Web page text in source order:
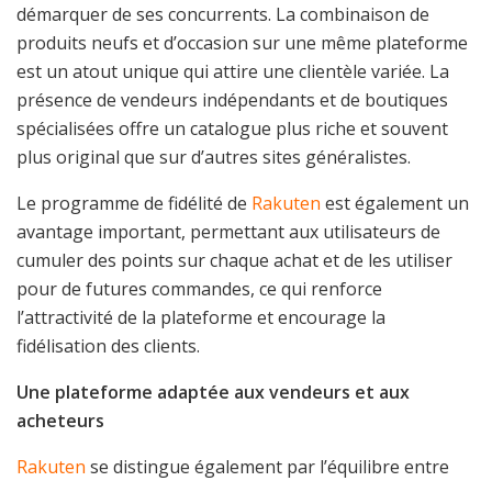
démarquer de ses concurrents. La combinaison de
produits neufs et d’occasion sur une même plateforme
est un atout unique qui attire une clientèle variée. La
présence de vendeurs indépendants et de boutiques
spécialisées offre un catalogue plus riche et souvent
plus original que sur d’autres sites généralistes.
Le programme de fidélité de Rakuten est également un
avantage important, permettant aux utilisateurs de
cumuler des points sur chaque achat et de les utiliser
pour de futures commandes, ce qui renforce
l’attractivité de la plateforme et encourage la
fidélisation des clients.
Une plateforme adaptée aux vendeurs et aux
acheteurs
Rakuten se distingue également par l’équilibre entre